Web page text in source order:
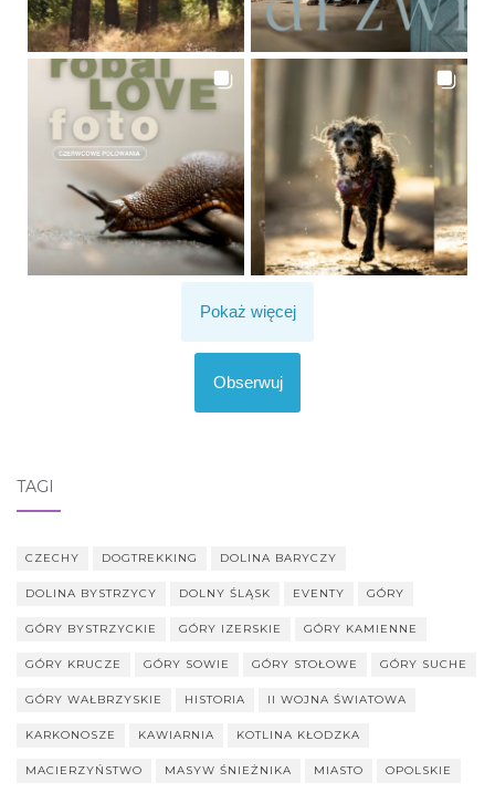
Pokaż więcej
Obserwuj
TAGI
CZECHY DOGTREKKING DOLINA BARYCZY
DOLINA BYSTRZYCY DOLNY ŚLĄSK EVENTY GÓRY
GÓRY BYSTRZYCKIE GÓRY IZERSKIE GÓRY KAMIENNE
GÓRY KRUCZE GÓRY SOWIE GÓRY STOŁOWE GÓRY SUCHE
GÓRY WAŁBRZYSKIE HISTORIA II WOJNA ŚWIATOWA
KARKONOSZE KAWIARNIA KOTLINA KŁODZKA
MACIERZYŃSTWO MASYW ŚNIEŻNIKA MIASTO OPOLSKIE